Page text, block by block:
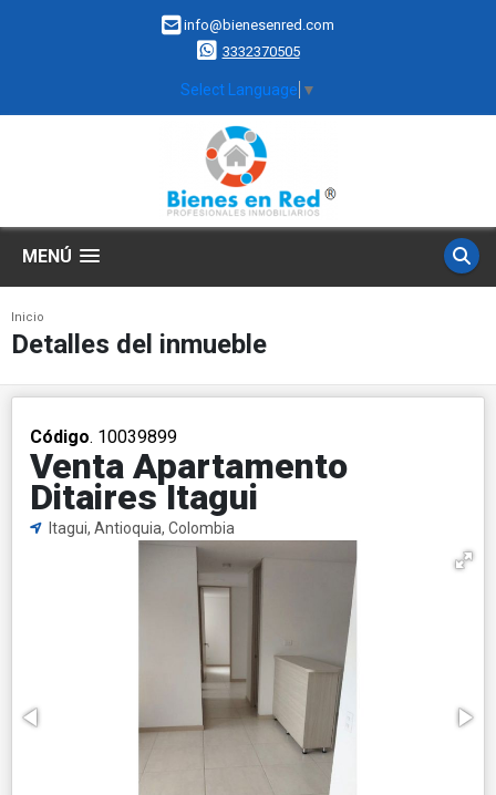
info@bienesenred.com
3332370505
Select Language ▼
MENÚ
Inicio
Detalles del inmueble
Código. 10039899
Venta Apartamento
Ditaires Itagui
Itagui, Antioquia, Colombia